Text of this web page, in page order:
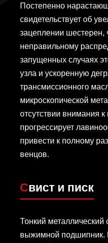
Постепенно
свидетельствует об
зацеплении шестерен,
неправильному
запущенных случаях
узла и ускоренную
трансмиссионного
микроскопической
отсутствии внимания
прогрессирует
привести к полному
венцов.
Свист и писк
Тонкий металлический
выжимной подшипник.